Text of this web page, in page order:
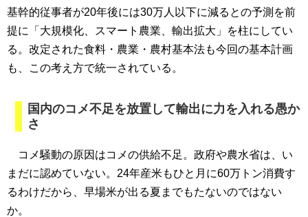
基幹的従事者が20年後には30万人以下に減るとの予測を前
提に「大規模化、スマート農業、輸出拡大」を柱にしてい
る。改定された食料・農業・農村基本法も今回の基本計画
も、この考え方で統一されている。
国内のコメ不足を放置して輸出に力を入れる愚か
さ
コメ騒動の原因はコメの供給不足。政府や農水省は、い
まだに認めていない。24年産米もひと月に60万トン消費す
るわけだから、早場米が出る夏までもたないのではない
か。